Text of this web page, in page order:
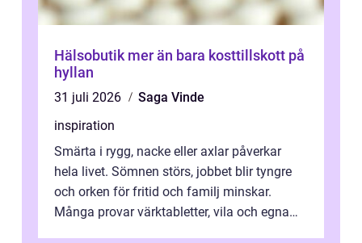
Hälsobutik mer än bara kosttillskott på
hyllan
31 juli 2026
Saga Vinde
inspiration
Smärta i rygg, nacke eller axlar påverkar
hela livet. Sömnen störs, jobbet blir tyngre
och orken för fritid och familj minskar.
Många provar värktabletter, vila och egna